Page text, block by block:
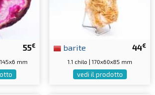
55€
mm
44€
barite
1.1 chilo | 170x60x85 mm
vedi il prodotto